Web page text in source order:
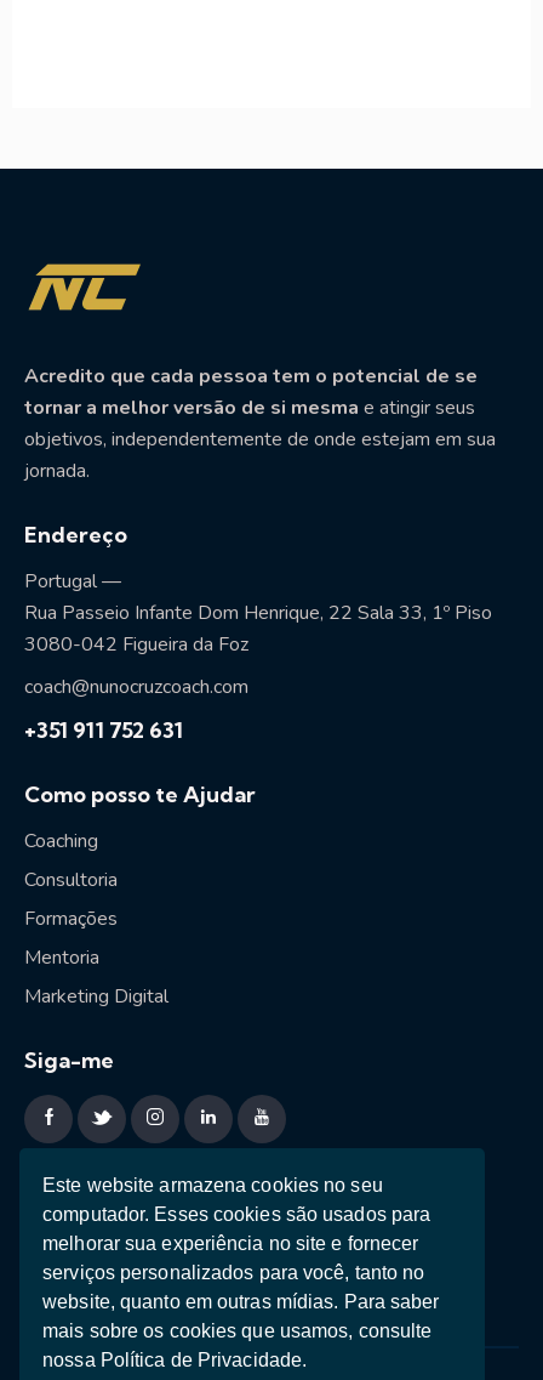
Este website armazena cookies no seu
computador. Esses cookies são usados ​​para
melhorar sua experiência no site e fornecer
serviços personalizados para você, tanto no
website, quanto em outras mídias. Para saber
mais sobre os cookies que usamos, consulte
nossa Política de Privacidade.
Acredito que cada pessoa tem o potencial de se
tornar a melhor versão de si mesma e atingir seus
objetivos, independentemente de onde estejam em sua
jornada.
Endereço
Portugal —
Rua Passeio Infante Dom Henrique, 22 Sala 33, 1º Piso
3080-042 Figueira da Foz
coach@nunocruzcoach.com
+351 911 752 631
Como posso te Ajudar
Coaching
Consultoria
Formações
Mentoria
Marketing Digital
Siga-me
Sessão estratégica
Ebooks
Teste de Personalidade